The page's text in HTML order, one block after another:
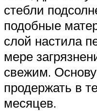
стебли
подобные
слой настила
мере
свежим.
продержать в
месяцев.